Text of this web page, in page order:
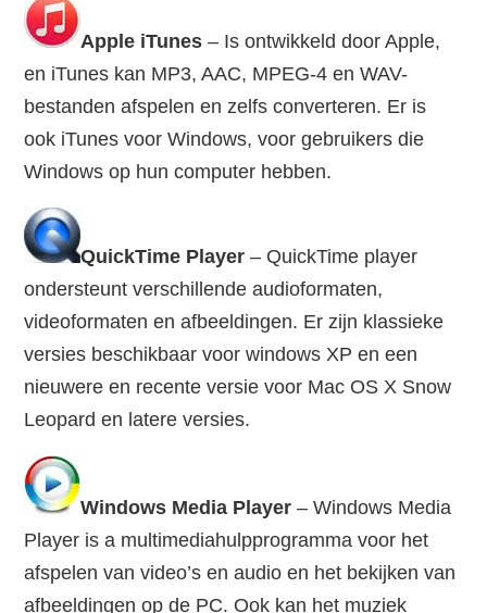
Apple iTunes – Is ontwikkeld door Apple,
en iTunes kan MP3, AAC, MPEG-4 en WAV-
bestanden afspelen en zelfs converteren. Er is
ook iTunes voor Windows, voor gebruikers die
Windows op hun computer hebben.
QuickTime Player – QuickTime player
ondersteunt verschillende audioformaten,
videoformaten en afbeeldingen. Er zijn klassieke
versies beschikbaar voor windows XP en een
nieuwere en recente versie voor Mac OS X Snow
Leopard en latere versies.
Windows Media Player – Windows Media
Player is a multimediahulpprogramma voor het
afspelen van video’s en audio en het bekijken van
afbeeldingen op de PC. Ook kan het muziek